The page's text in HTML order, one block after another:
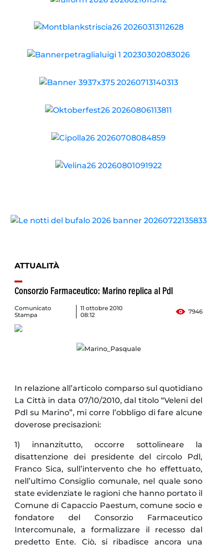
ATTUALITÀ
Consorzio Farmaceutico: Marino replica al Pdl
Comunicato
Stampa
11 ottobre 2010
08:12
7946
In relazione all’articolo comparso sul quotidiano
La Città in data 07/10/2010, dal titolo “Veleni del
Pdl su Marino”, mi corre l’obbligo di fare alcune
doverose precisazioni:
1) innanzitutto, occorre sottolineare la
disattenzione dei presidente del circolo Pdl,
Franco Sica, sull’intervento che ho effettuato,
nell’ultimo Consiglio comunale, nel quale sono
state evidenziate le ragioni che hanno portato il
Comune di Capaccio Paestum, comune socio e
fondatore del Consorzio Farmaceutico
Intercomunale, a formalizzare il recesso dal
predetto Ente. Ciò, si ribadisce ancora una